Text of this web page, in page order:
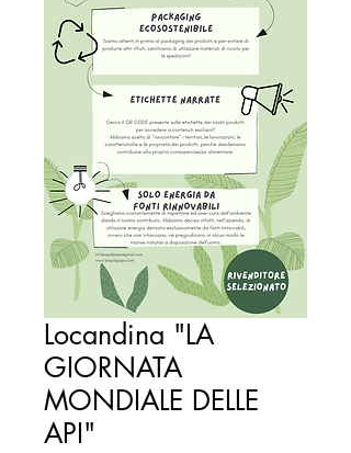
Locandina "LA
GIORNATA
MONDIALE DELLE
API"